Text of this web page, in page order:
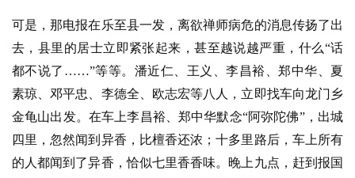
可是，那电报在乐至县一发，离欲禅师病危的消息传扬了出
去，县里的居士立即紧张起来，甚至越说越严重，什么“话
都不说了……”等等。潘近仁、王义、李昌裕、郑中华、夏
素琼、邓平忠、李德全、欧志宏等八人，立即找车向龙门乡
金龟山出发。在车上李昌裕、郑中华默念“阿弥陀佛”，出城
四里，忽然闻到异香，比檀香还浓；十多里路后，车上所有
的人都闻到了异香，恰似七里香香味。晚上九点，赶到报国